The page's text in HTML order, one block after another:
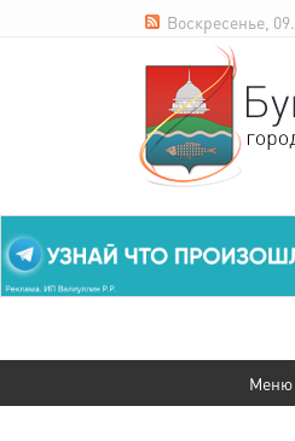
Воскресенье,